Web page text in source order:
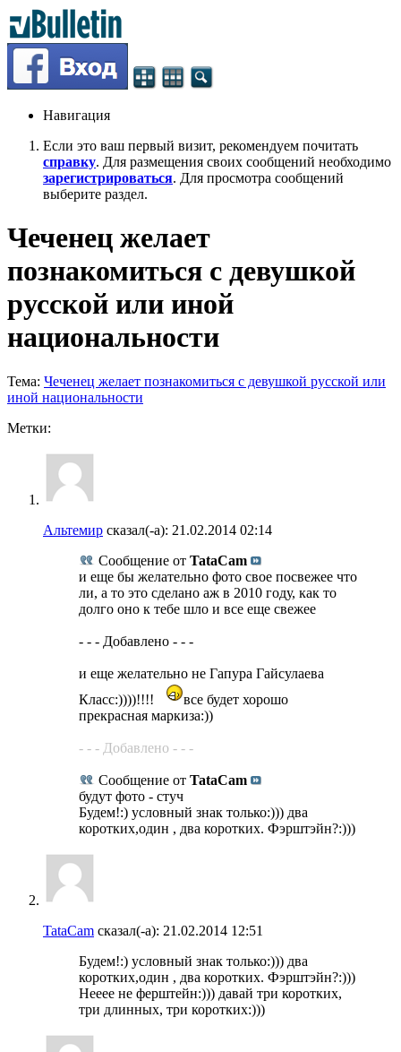
Навигация
Если это ваш первый визит, рекомендуем почитать
справку. Для размещения своих сообщений необходимо
зарегистрироваться. Для просмотра сообщений
выберите раздел.
Чеченец желает
познакомиться с девушкой
русской или иной
национальности
Тема: Чеченец желает познакомиться с девушкой русской или
иной национальности
Метки:
Альтемир сказал(-а): 21.02.2014 02:14
Сообщение от TataCam
и еще бы желательно фото свое посвежее что
ли, а то это сделано аж в 2010 году, как то
долго оно к тебе шло и все еще свежее
- - - Добавлено - - -
и еще желательно не Гапура Гайсулаева
Класс:))))!!!!
все будет хорошо
прекрасная маркиза:))
- - - Добавлено - - -
Сообщение от TataCam
будут фото - стуч
Будем!:) условный знак только:))) два
коротких,один , два коротких. Фэрштэйн?:)))
TataCam сказал(-а): 21.02.2014 12:51
Будем!:) условный знак только:))) два
коротких,один , два коротких. Фэрштэйн?:)))
Нееее не ферштейн:))) давай три коротких,
три длинных, три коротких:)))